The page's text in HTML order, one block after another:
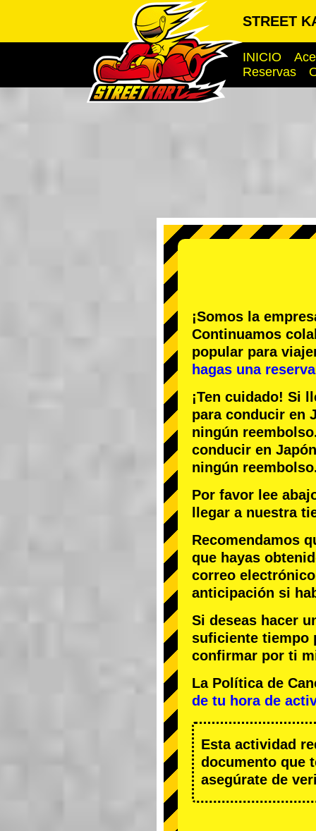
STREET
INICIO
Reservas
¡Somos la
Continuamos
popular para
hagas una
¡Ten cuidado! Si
para conducir en
ningún
conducir en
ningún
Por favor lee
llegar a nuestra
Recomendamos
que hayas
correo
anticipación si
Si deseas hacer
suficiente tiempo
confirmar por ti
La Política de
de tu hora de
Esta actividad
documento que
asegúrate de